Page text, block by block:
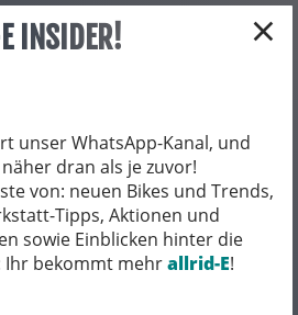
×
INSIDER!
unser WhatsApp-Kanal, und
dran als je zuvor!
von: neuen Bikes und Trends,
Tipps, Aktionen und
sowie Einblicken hinter die
Ihr bekommt mehrallrid-E!